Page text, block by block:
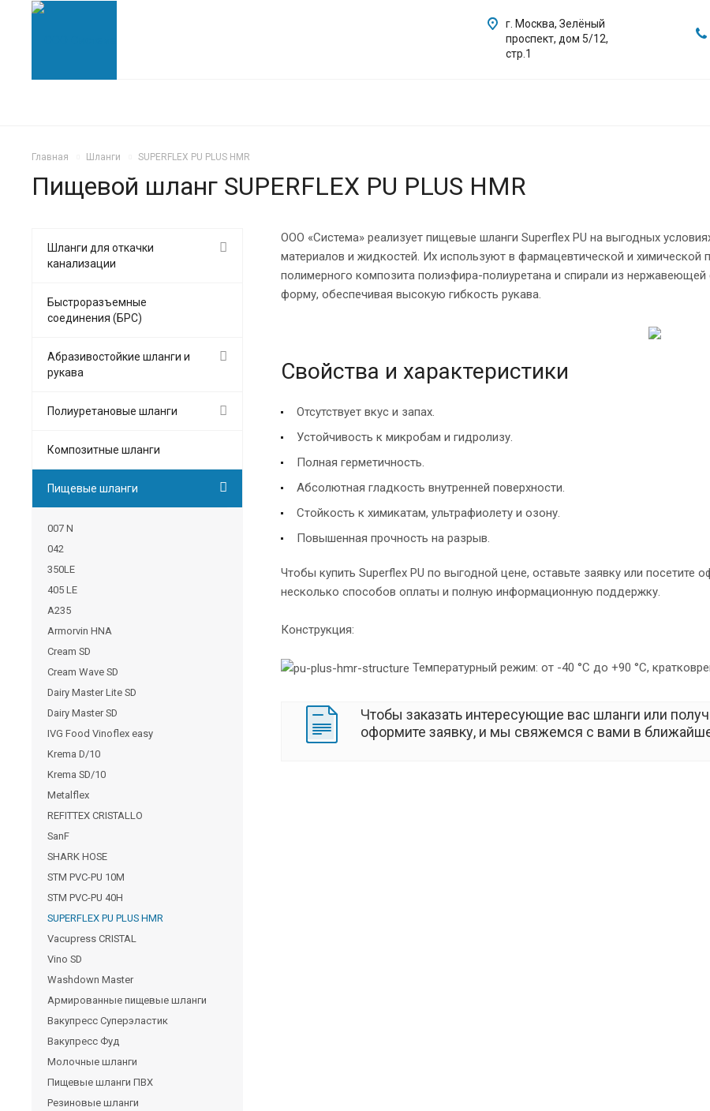
г. Москва, Зелёный
проспект, дом 5/12,
стр.1
Главная Шланги SUPERFLEX PU PLUS HMR
Пищевой шланг SUPERFLEX PU PLUS HMR
ООО «Система» реализует пищевые шланги Superflex PU на выгодных
материалов и жидкостей. Их используют в фармацевтической и химической
полимерного композита полиэфира-полиуретана и спирали из
форму, обеспечивая высокую гибкость рукава.
Свойства и характеристики
Отсутствует вкус и запах.
Устойчивость к микробам и гидролизу.
Полная герметичность.
Абсолютная гладкость внутренней поверхности.
Стойкость к химикатам, ультрафиолету и озону.
Повышенная прочность на разрыв.
Чтобы купить Superflex PU по выгодной цене, оставьте заявку или
несколько способов оплаты и полную информационную поддержку.
Конструкция:
Температурный режим: от -40 °C до +90 °C,
Чтобы заказать интересующие вас шланги или
оформите заявку, и мы свяжемся с вами в
Шланги для откачки
канализации
Быстроразъемные
соединения (БРС)
Абразивостойкие шланги и
рукава
Полиуретановые шланги
Композитные шланги
Пищевые шланги
007 N
042
350LE
405 LE
A235
Armorvin HNA
Cream SD
Cream Wave SD
Dairy Master Lite SD
Dairy Master SD
IVG Food Vinoflex easy
Krema D/10
Krema SD/10
Metalflex
REFITTEX CRISTALLO
SanF
SHARK HOSE
STM PVC-PU 10M
STM PVC-PU 40H
SUPERFLEX PU PLUS HMR
Vacupress CRISTAL
Vino SD
Washdown Master
Армированные пищевые шланги
Вакупресс Суперэластик
Вакупресс Фуд
Молочные шланги
Пищевые шланги ПВХ
Резиновые шланги